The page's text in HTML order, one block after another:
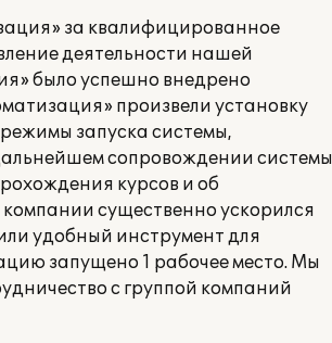
за квалифицированное
деятельности нашей
было успешно внедрено
произвели установку
запуска системы,
сопровождении системы
курсов и об
существенно ускорился
удобный инструмент для
запущено 1 рабочее место. Мы
с группой компаний